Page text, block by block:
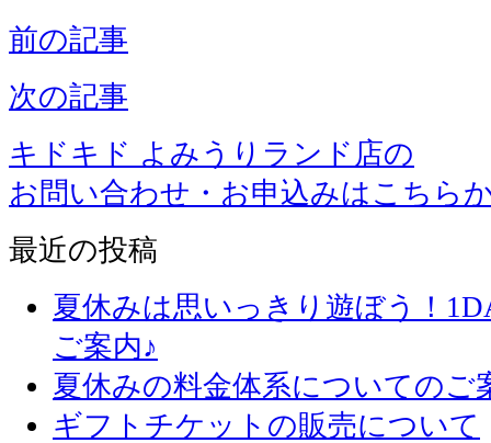
前の記事
次の記事
キドキド よみうりランド店の
お問い合わせ・お申込みはこちら
最近の投稿
夏休みは思いっきり遊ぼう！
ご案内♪
夏休みの料金体系についてのご
ギフトチケットの販売について